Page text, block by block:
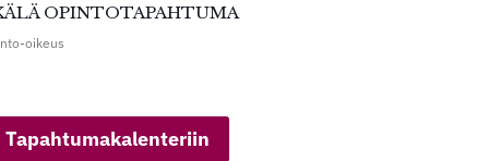
OPINTOTAPAHTUMA
oikeus
Tapahtumakalenteriin